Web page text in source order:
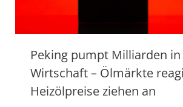
Peking pumpt Milliarden
Wirtschaft – Ölmärkte
Heizölpreise ziehen an